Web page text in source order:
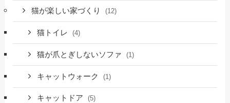
猫が楽しい家づくり (12)
猫トイレ (4)
猫が爪とぎしないソファ (1)
キャットウォーク (1)
キャットドア (5)